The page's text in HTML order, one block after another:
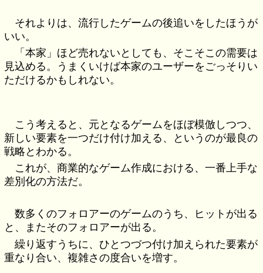
それよりは、流行したゲームの後追いをしたほうが
いい。
「本家」ほど売れないとしても、そこそこの需要は
見込める。うまくいけば本家のユーザーをごっそりい
ただけるかもしれない。
こう考えると、元となるゲームをほぼ模倣しつつ、
新しい要素を一つだけ付け加える、というのが最良の
戦略とわかる。
これが、商業的なゲーム作成における、一番上手な
差別化の方法だ。
数多くのフォロアーのゲームのうち、ヒットが出る
と、またそのフォロアーが出る。
繰り返すうちに、ひとつづつ付け加えられた要素が
重なり合い、複雑さの度合いを増す。